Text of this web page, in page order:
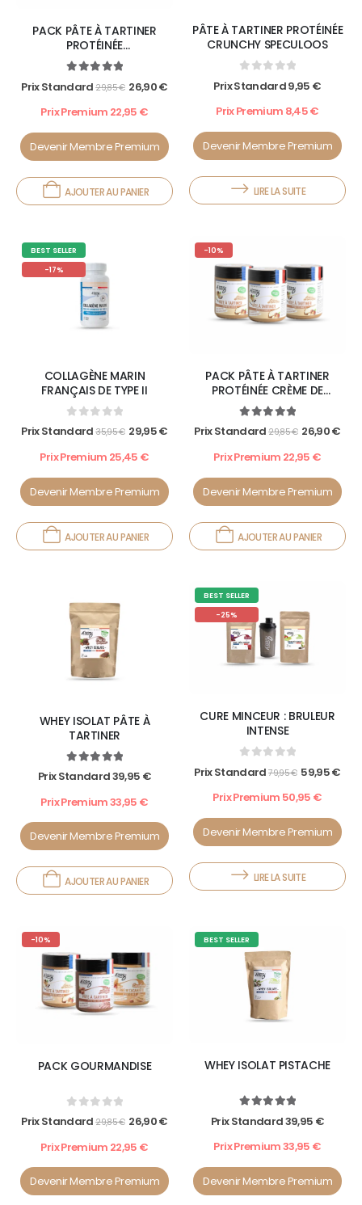
PACK PÂTE À TARTINER
PROTÉINÉE
CHOCO'NOISETTES LOVERS
Prix Standard29,85€ 26,90€
Prix Premium 22,95 €
Devenir Membre Premium
AJOUTER AU PANIER
PÂTE À TARTINER PROTÉINÉE
CRUNCHY SPECULOOS
Prix Standard9,95 €
Prix Premium 8,45€
Devenir Membre Premium
LIRE LA SUITE
BEST SELLER
-17%
COLLAGÈNE MARIN
FRANÇAIS DE TYPE II
0 out of 5
Prix Standard35,95€ 29,95€
Prix Premium 25,45 €
Devenir Membre Premium
AJOUTER AU PANIER
-10%
PACK PÂTE À TARTINER
PROTÉINÉE CRÈME DE
NOISETTES LOVERS
5.00 out of 5
Prix Standard29,85€ 26,90€
Prix Premium 22,95 €
Devenir Membre Premium
AJOUTER AU PANIER
WHEY ISOLAT PÂTE À
TARTINER
5.00 out of 5
Prix Standard39,95 €
Prix Premium33,95 €
Devenir Membre Premium
AJOUTER AU PANIER
BEST SELLER
-25%
CURE MINCEUR : BRULEUR
INTENSE
Prix Standard79,95€ 59,95€
Prix Premium 50,95 €
Devenir Membre Premium
LIRE LA SUITE
-10%
PACK GOURMANDISE
0 out of 5
Prix Standard29,85€ 26,90€
Prix Premium 22,95 €
Devenir Membre Premium
BEST SELLER
WHEY ISOLAT PISTACHE
Prix Standard39,95 €
Prix Premium33,95 €
Devenir Membre Premium